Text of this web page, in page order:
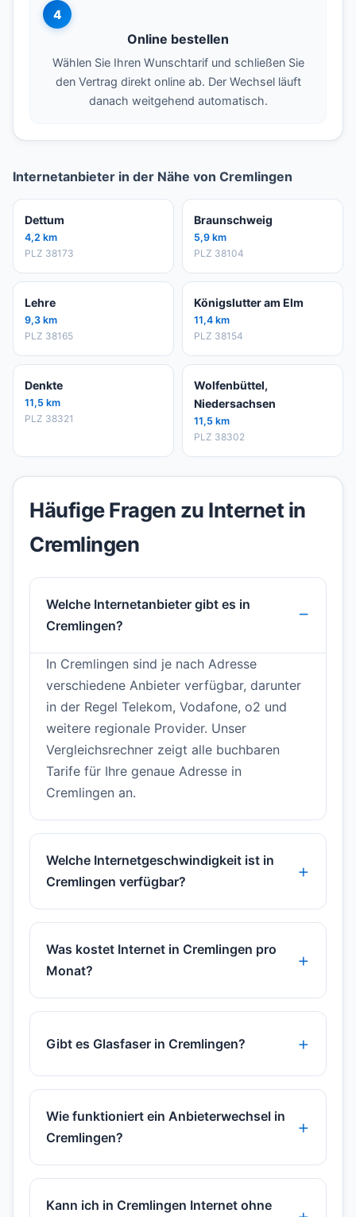
4
Online bestellen
Wählen Sie Ihren Wunschtarif und schließen Sie
den Vertrag direkt online ab. Der Wechsel läuft
danach weitgehend automatisch.
Internetanbieter in der Nähe von Cremlingen
Dettum
4,2 km
PLZ 38173
Braunschweig
5,9 km
PLZ 38104
Lehre
9,3 km
PLZ 38165
Königslutter am Elm
11,4 km
PLZ 38154
Denkte
11,5 km
PLZ 38321
Wolfenbüttel,
Niedersachsen
11,5 km
PLZ 38302
Häufige Fragen zu Internet in
Cremlingen
Welche Internetanbieter gibt es in
Cremlingen?
In Cremlingen sind je nach Adresse
verschiedene Anbieter verfügbar, darunter
in der Regel Telekom, Vodafone, o2 und
weitere regionale Provider. Unser
Vergleichsrechner zeigt alle buchbaren
Tarife für Ihre genaue Adresse in
Cremlingen an.
Welche Internetgeschwindigkeit ist in
Cremlingen verfügbar?
Was kostet Internet in Cremlingen pro
Monat?
Gibt es Glasfaser in Cremlingen?
Wie funktioniert ein Anbieterwechsel in
Cremlingen?
Kann ich in Cremlingen Internet ohne